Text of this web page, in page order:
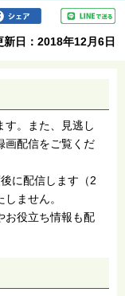
新日：2018年12月6日
す。また、見逃し
画配信をご覧くだ
に配信します（2
ません。
お役立ち情報も配